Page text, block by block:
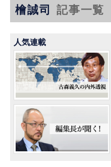
檜誠司 記事一覧
人気連載